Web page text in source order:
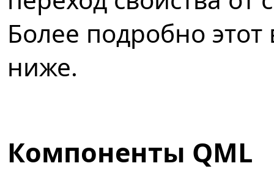
Более подробно этот
ниже.
Компоненты QML